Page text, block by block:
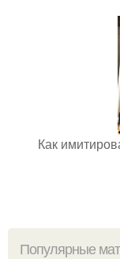
Как
Популярные